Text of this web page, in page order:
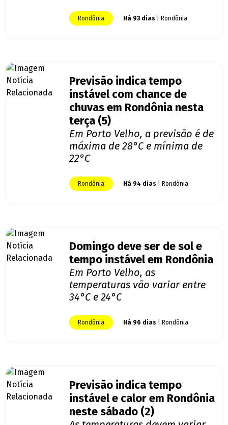
Rondônia Há 93 dias | Rondônia
Previsão indica tempo
instável com chance de
chuvas em Rondônia nesta
terça (5)
Em Porto Velho, a previsão é de
máxima de 28°C e mínima de
22°C
Rondônia Há 94 dias | Rondônia
Domingo deve ser de sol e
tempo instável em Rondônia
Em Porto Velho, as
temperaturas vão variar entre
34°C e 24°C
Rondônia Há 96 dias | Rondônia
Previsão indica tempo
instável e calor em Rondônia
neste sábado (2)